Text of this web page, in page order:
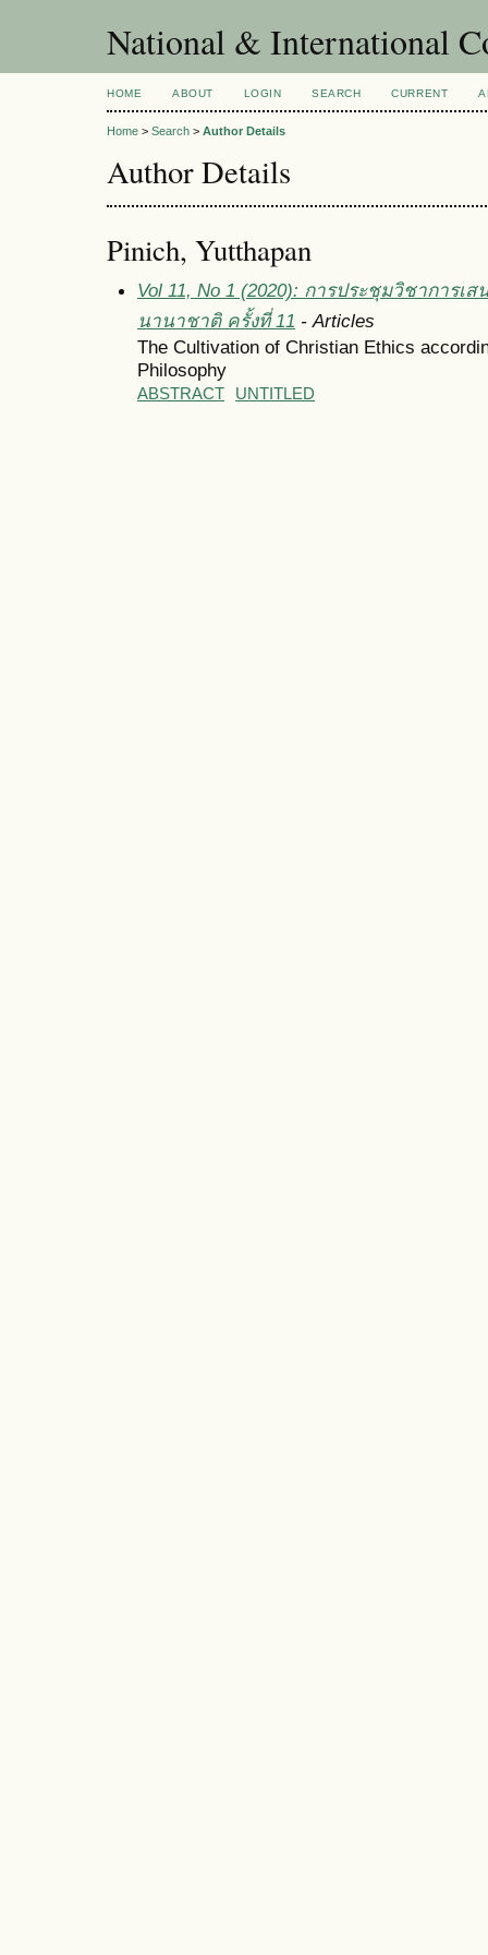
National & International
HOME ABOUT LOGIN SEARCH CURRENT
Home > Search > Author Details
Author Details
Pinich, Yutthapan
Vol 11, No 1 (2020): การประชุมวิชาการเ
นานาชาติ ครั้งที่ 11 - Articles
The Cultivation of Christian Ethics
Philosophy
ABSTRACT UNTITLED